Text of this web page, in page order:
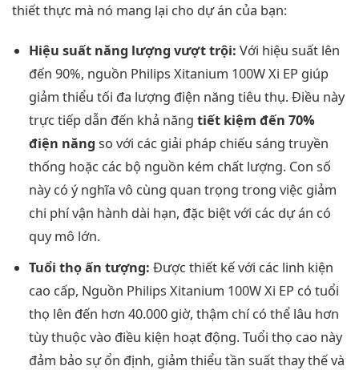
thiết thực mà nó mang lại cho dự án của bạn:
Hiệu suất năng lượng vượt trội: Với hiệu suất lên
đến 90%, nguồn Philips Xitanium 100W Xi EP giúp
giảm thiểu tối đa lượng điện năng tiêu thụ. Điều này
trực tiếp dẫn đến khả năngtiết kiệm đến 70%
điện năng so với các giải pháp chiếu sáng truyền
thống hoặc các bộ nguồn kém chất lượng. Con số
này có ý nghĩa vô cùng quan trọng trong việc giảm
chi phí vận hành dài hạn, đặc biệt với các dự án có
quy mô lớn.
Tuổi thọ ấn tượng: Được thiết kế với các linh kiện
cao cấp, Nguồn Philips Xitanium 100W Xi EP có tuổi
thọ lên đến hơn 40.000 giờ, thậm chí có thể lâu hơn
tùy thuộc vào điều kiện hoạt động. Tuổi thọ cao này
đảm bảo sự ổn định, giảm thiểu tần suất thay thế và